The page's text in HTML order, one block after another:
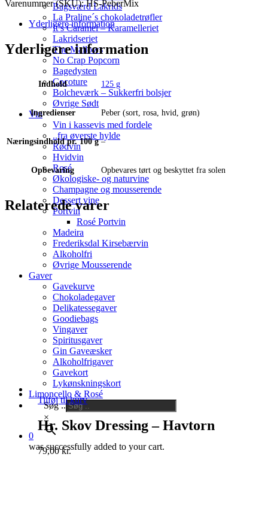
Bagsværd Lakrids
La Praline´s chokoladetrøfler
It’s Caramel – Karamelleriet
Lakridseriet
The Mallows
No Crap Popcorn
Bagedysten
Cocoture
Bolcheværk – Sukkerfri bolsjer
Øvrige Sødt
Vin
Vin i kassevis med fordele
..fra øverste hylde
Rødvin
Hvidvin
Rosé
Økologiske- og naturvine
Champagne og mousserende
Dessert vine
Portvin
Rosé Portvin
Madeira
Frederiksdal Kirsebærvin
Alkoholfri
Øvrige Mousserende
Gaver
Gavekurve
Chokoladegaver
Delikatessegaver
Goodiebags
Vingaver
Spiritusgaver
Gin Gaveæsker
Alkoholfrigaver
Gavekort
Lykønskningskort
Limoncello & Rosé
Søg ..
×
0
was successfully added to your cart.
Peber
mix
antal
Varenummer (SKU):HS-PeberMix
Yderligere information
Yderligere information
Indhold 125 g
Ingredienser Peber (sort, rosa, hvid, grøn)
Næringsindhold pr. 100 g –
Opbevaring Opbevares tørt og beskyttet fra solen
Relaterede varer
Tilføj til kurv
Hr. Skov Dressing – Havtorn
79,00kr.